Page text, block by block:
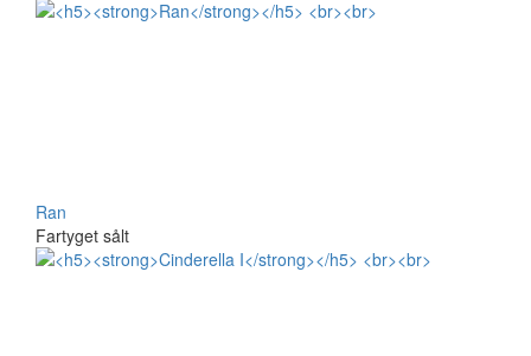
Ran
Fartyget sålt